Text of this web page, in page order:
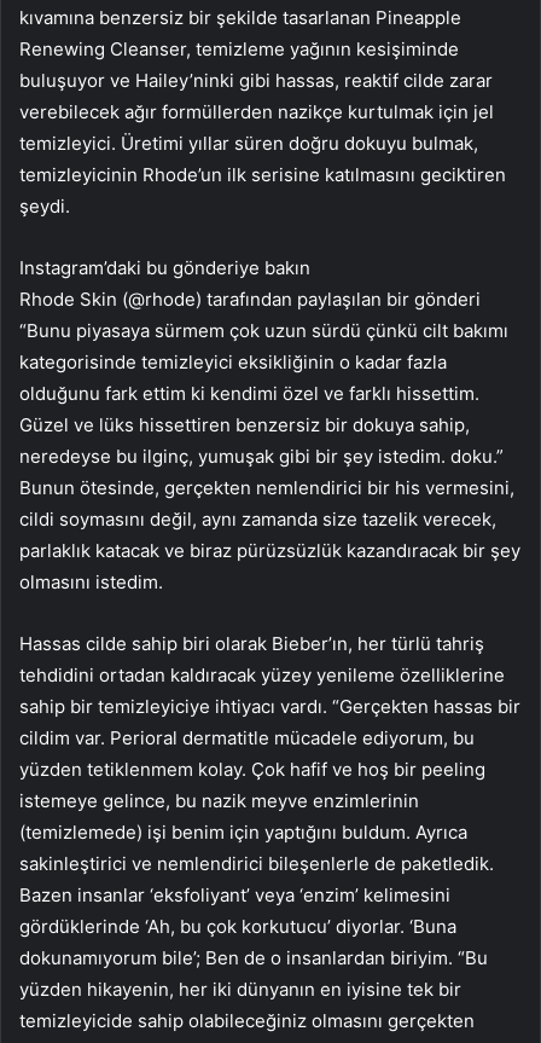
kıvamına benzersiz bir şekilde tasarlanan Pineapple
Renewing Cleanser, temizleme yağının kesişiminde
buluşuyor ve Hailey’ninki gibi hassas, reaktif cilde zarar
verebilecek ağır formüllerden nazikçe kurtulmak için jel
temizleyici. Üretimi yıllar süren doğru dokuyu bulmak,
temizleyicinin Rhode’un ilk serisine katılmasını geciktiren
şeydi.
Instagram’daki bu gönderiye bakın
Rhode Skin (@rhode) tarafından paylaşılan bir gönderi
“Bunu piyasaya sürmem çok uzun sürdü çünkü cilt bakımı
kategorisinde temizleyici eksikliğinin o kadar fazla
olduğunu fark ettim ki kendimi özel ve farklı hissettim.
Güzel ve lüks hissettiren benzersiz bir dokuya sahip,
neredeyse bu ilginç, yumuşak gibi bir şey istedim. doku.”
Bunun ötesinde, gerçekten nemlendirici bir his vermesini,
cildi soymasını değil, aynı zamanda size tazelik verecek,
parlaklık katacak ve biraz pürüzsüzlük kazandıracak bir şey
olmasını istedim.
Hassas cilde sahip biri olarak Bieber’ın, her türlü tahriş
tehdidini ortadan kaldıracak yüzey yenileme özelliklerine
sahip bir temizleyiciye ihtiyacı vardı. “Gerçekten hassas bir
cildim var. Perioral dermatitle mücadele ediyorum, bu
yüzden tetiklenmem kolay. Çok hafif ve hoş bir peeling
istemeye gelince, bu nazik meyve enzimlerinin
(temizlemede) işi benim için yaptığını buldum. Ayrıca
sakinleştirici ve nemlendirici bileşenlerle de paketledik.
Bazen insanlar ‘eksfoliyant’ veya ‘enzim’ kelimesini
gördüklerinde ‘Ah, bu çok korkutucu’ diyorlar. ‘Buna
dokunamıyorum bile’; Ben de o insanlardan biriyim. “Bu
yüzden hikayenin, her iki dünyanın en iyisine tek bir
temizleyicide sahip olabileceğiniz olmasını gerçekten